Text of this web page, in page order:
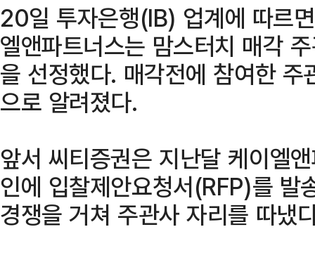
20일 투자은행(IB) 업계에 따르
엘앤파트너스는 맘스터치 매각
을 선정했다. 매각전에 참여한
으로 알려졌다.
앞서 씨티증권은 지난달 케이엘
인에 입찰제안요청서(RFP)를 발
경쟁을 거쳐 주관사 자리를 따냈